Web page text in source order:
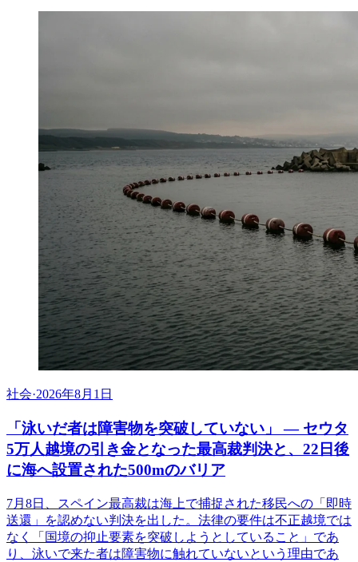
社会·2026年8月1日
「泳いだ者は障害物を突破していない」 ― セウタ
5万人越境の引き金となった最高裁判決と、22日後
に海へ設置された500mのバリア
7月8日、スペイン最高裁は海上で捕捉された移民への「即時
送還」を認めない判決を出した。法律の要件は不正越境では
なく「国境の抑止要素を突破しようとしていること」であ
り、泳いで来た者は障害物に触れていないという理由であ